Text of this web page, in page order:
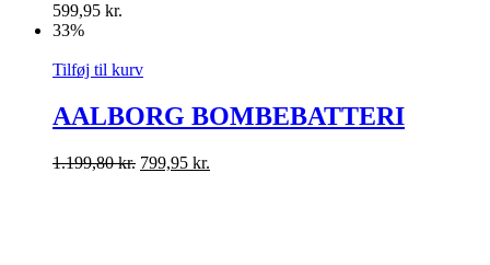
599,95 kr.
33%
Tilføj til kurv
AALBORG BOMBEBATTERI
1.199,80kr. 799,95 kr.